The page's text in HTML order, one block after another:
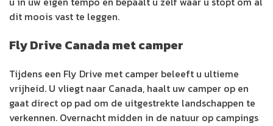
dit moois vast te leggen.
Fly Drive Canada met camper
Tijdens een Fly Drive met camper beleeft u ultieme
vrijheid. U vliegt naar Canada, haalt uw camper op en
gaat direct op pad om de uitgestrekte landschappen te
verkennen. Overnacht midden in de natuur op campings